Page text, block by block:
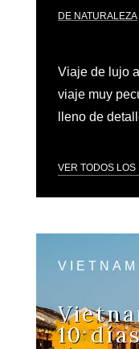
DE NATURALEZA
Viaje de lujo
viaje muy
lleno de
VER TODOS
VIETNAM
10